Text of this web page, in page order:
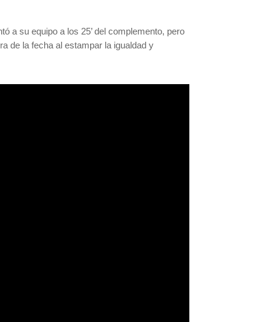
a su equipo a los 25’ del complemento, pero
de la fecha al estampar la igualdad y